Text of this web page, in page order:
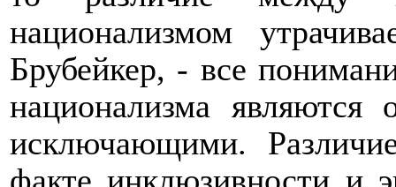
национализмом
Брубейкер, - все
национализма
исключающими.